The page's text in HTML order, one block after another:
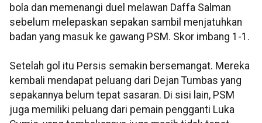
bola dan memenangi duel melawan Daffa Salman
sebelum melepaskan sepakan sambil menjatuhkan
badan yang masuk ke gawang PSM. Skor imbang 1-1.
Setelah gol itu Persis semakin bersemangat. Mereka
kembali mendapat peluang dari Dejan Tumbas yang
sepakannya belum tepat sasaran. Di sisi lain, PSM
juga memiliki peluang dari pemain pengganti Luka